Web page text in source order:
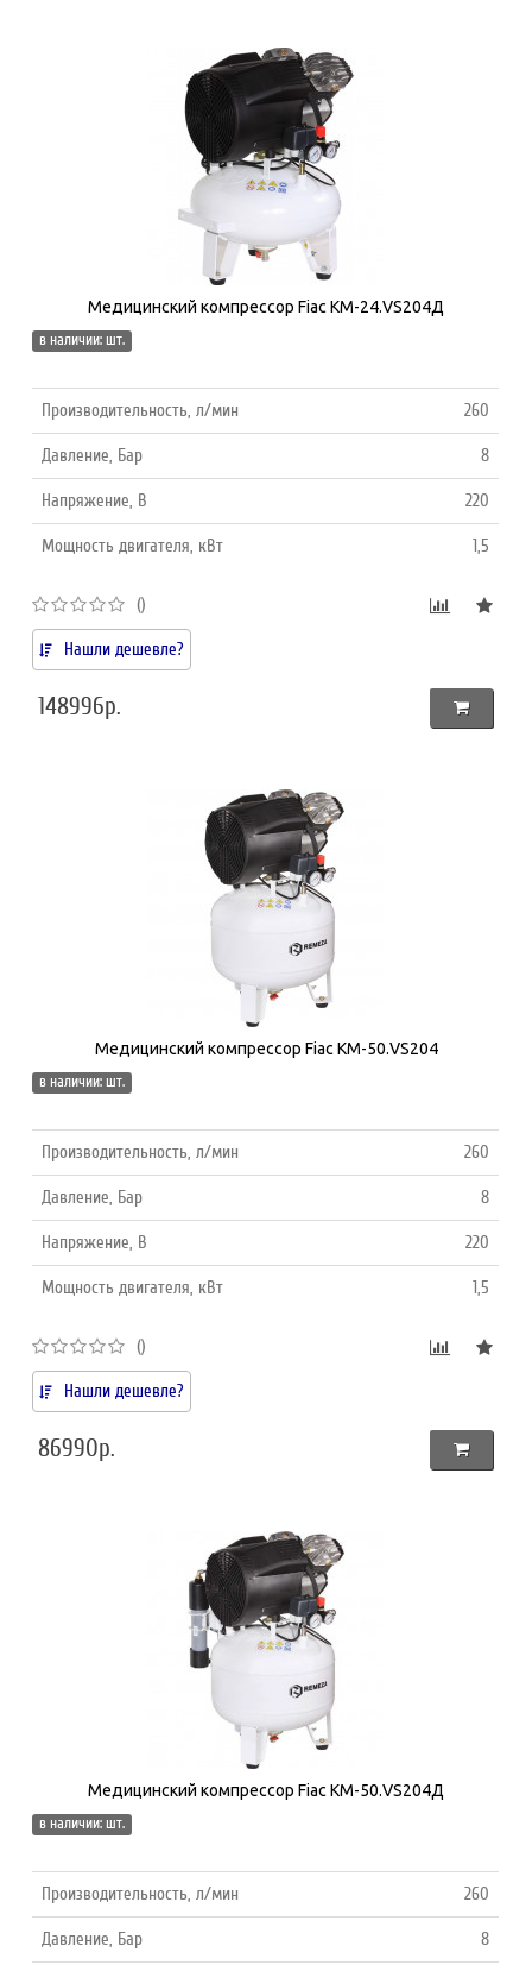
Медицинский компрессор Fiac КМ-24.VS204Д
в наличии: шт.
Производительность, л/мин 260
Давление, Бар 8
Напряжение, В 220
Мощность двигателя, кВт 1,5
()
Нашли дешевле?
148996р.
Медицинский компрессор Fiac КМ-50.VS204
в наличии: шт.
Производительность, л/мин 260
Давление, Бар 8
Напряжение, В 220
Мощность двигателя, кВт 1,5
()
Нашли дешевле?
86990р.
Медицинский компрессор Fiac КМ-50.VS204Д
в наличии: шт.
Производительность, л/мин 260
Давление, Бар 8